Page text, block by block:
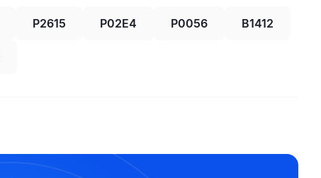
P2615 P02E4 P0056 B1412